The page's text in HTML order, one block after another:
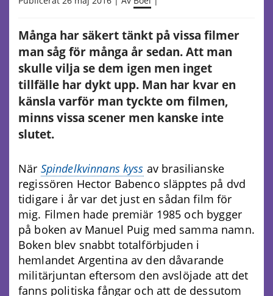
Många har säkert tänkt på vissa filmer
man såg för många år sedan. Att man
skulle vilja se dem igen men inget
tillfälle har dykt upp. Man har kvar en
känsla varför man tyckte om filmen,
minns vissa scener men kanske inte
slutet.
När Spindelkvinnans kyss av brasilianske
regissören Hector Babenco släpptes på dvd
tidigare i år var det just en sådan film för
mig. Filmen hade premiär 1985 och bygger
på boken av Manuel Puig med samma namn.
Boken blev snabbt totalförbjuden i
hemlandet Argentina av den dåvarande
militärjuntan eftersom den avslöjade att det
fanns politiska fångar och att de dessutom